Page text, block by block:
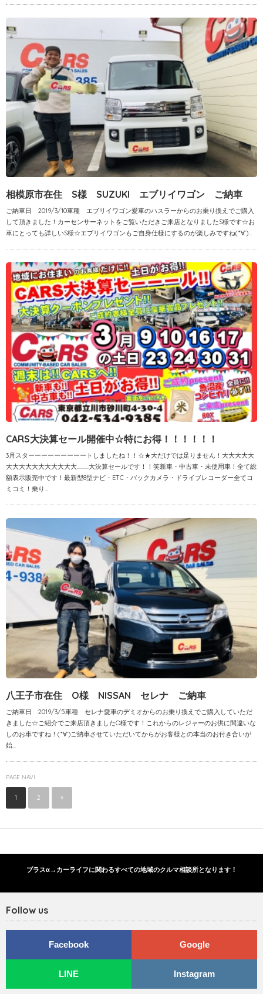
相模原市在住 S様 SUZUKI エブリイワゴン ご納車
ご納車日 2019/3/10車種 エブリイワゴン愛車のハスラーからのお乗り換えでご購入
して頂きました！カーセンサーネットをご覧いただきご来店となりましたS様です☆お
車にとっても詳しいS様☆エブリイワゴンもご自身仕様にするのが楽しみですね(*‘∀‘)...
CARS大決算セール開催中☆特にお得！！！！！！
3月スターーーーーーーーートしましたね！！☆★大だけでは足りません！大大大大大
大大大大大大大大大大大..........大決算セールです！！笑新車・中古車・未使用車！全て総
額表示販売中です！最新型8型ナビ・ETC・バックカメラ・ドライブレコーダー全てコ
ミコミ！乗り...
八王子市在住 O様 NISSAN セレナ ご納車
ご納車日 2019/3/5車種 セレナ愛車のデミオからのお乗り換えでご購入していただ
きました☆ご紹介でご来店頂きましたO様です！これからのレジャーのお供に間違いな
しのお車ですね！(*‘∀‘)ご納車させていただいてからがお客様との本当のお付き合いが
始...
PAGE NAVI
1 2 »
プラスα→カーライフに関わるすべての地域のクルマ相談所となります！
Follow us
Facebook Google
LINE Instagram